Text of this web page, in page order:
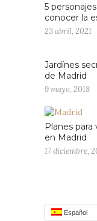
5
conocer la
23 abril, 2021
Jardínes
de Madrid
9 mayo, 2018
Planes
en Madrid
17 diciembre,
Español